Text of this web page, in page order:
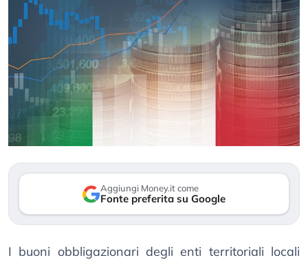
Aggiungi Money.it come
Fonte preferita su Google
I buoni obbligazionari degli enti territoriali locali